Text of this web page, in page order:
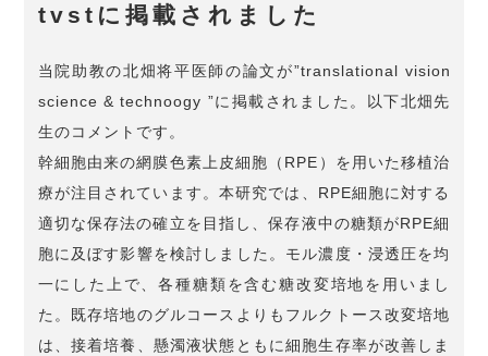
tvstに掲載されました
当院助教の北畑将平医師の論文が”translational vision
science & technoogy ”に掲載されました。以下北畑先
生のコメントです。
幹細胞由来の網膜色素上皮細胞（RPE）を用いた移植治
療が注目されています。本研究では、RPE細胞に対する
適切な保存法の確立を目指し、保存液中の糖類がRPE細
胞に及ぼす影響を検討しました。モル濃度・浸透圧を均
一にした上で、各種糖類を含む糖改変培地を用いまし
た。既存培地のグルコースよりもフルクトース改変培地
は、接着培養、懸濁液状態ともに細胞生存率が改善しま